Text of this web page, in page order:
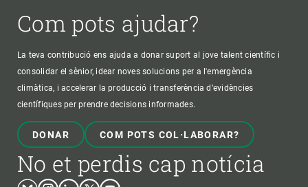
Com pots ajudar?
La teva contribució ens ajuda a donar suport al jove talent científic i
consolidar el sènior, idear noves solucions per a l'emergència
climàtica, i accelerar la producció i transferència d’evidències
científiques per prendre decisions informades.
DONAR COM POTS COL·LABORAR?
No et perdis cap notícia
BlueskyInstagram
LinkedinTwitterYoutube